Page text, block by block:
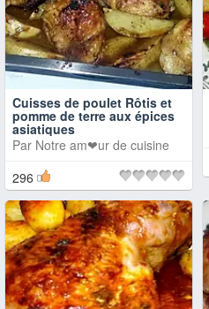
Cuisses de poulet Rôtis et
pomme de terre aux épices
asiatiques
Par Notre am❤ur de cuisine
296